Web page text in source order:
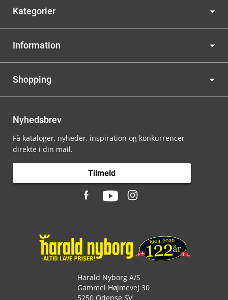
Kategorier
Information
Shopping
Nyhedsbrev
Få kataloger, nyheder, inspiration og konkurrencer
direkte i din mail.
Tilmeld
Harald Nyborg A/S
Gammel Højmevej 30
5250 Odense SV